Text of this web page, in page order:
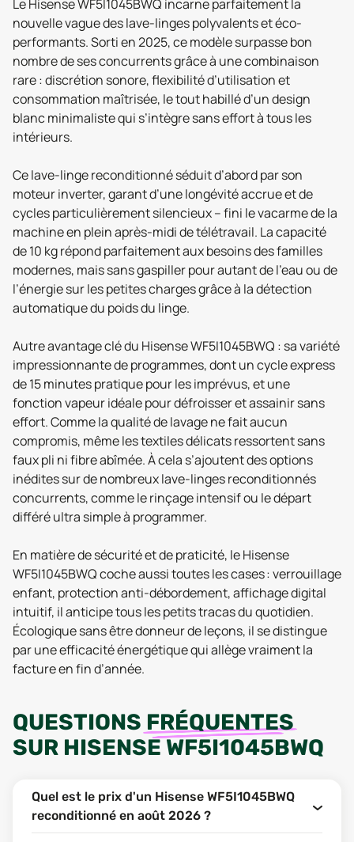
Le Hisense WF5I1045BWQ incarne parfaitement la
nouvelle vague des lave-linges polyvalents et éco-
performants. Sorti en 2025, ce modèle surpasse bon
nombre de ses concurrents grâce à une combinaison
rare : discrétion sonore, flexibilité d’utilisation et
consommation maîtrisée, le tout habillé d’un design
blanc minimaliste qui s’intègre sans effort à tous les
intérieurs.
Ce lave-linge reconditionné séduit d’abord par son
moteur inverter, garant d’une longévité accrue et de
cycles particulièrement silencieux – fini le vacarme de la
machine en plein après-midi de télétravail. La capacité
de 10 kg répond parfaitement aux besoins des familles
modernes, mais sans gaspiller pour autant de l’eau ou de
l’énergie sur les petites charges grâce à la détection
automatique du poids du linge.
Autre avantage clé du Hisense WF5I1045BWQ : sa variété
impressionnante de programmes, dont un cycle express
de 15 minutes pratique pour les imprévus, et une
fonction vapeur idéale pour défroisser et assainir sans
effort. Comme la qualité de lavage ne fait aucun
compromis, même les textiles délicats ressortent sans
faux pli ni fibre abîmée. À cela s’ajoutent des options
inédites sur de nombreux lave-linges reconditionnés
concurrents, comme le rinçage intensif ou le départ
différé ultra simple à programmer.
En matière de sécurité et de praticité, le Hisense
WF5I1045BWQ coche aussi toutes les cases : verrouillage
enfant, protection anti-débordement, affichage digital
intuitif, il anticipe tous les petits tracas du quotidien.
Écologique sans être donneur de leçons, il se distingue
par une efficacité énergétique qui allège vraiment la
facture en fin d’année.
QUESTIONS FRÉQUENTES
SUR HISENSE WF5I1045BWQ
Quel est le prix d'un Hisense WF5I1045BWQ
reconditionné en août 2026 ?